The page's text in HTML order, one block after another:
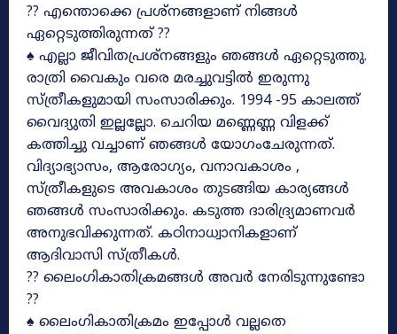
?? എന്തൊക്കെ പ്രശ്നങ്ങളാണ് നിങ്ങൾ
ഏറ്റെടുത്തിരുന്നത് ??
♠ എല്ലാ ജീവിതപ്രശ്നങ്ങളും ഞങ്ങൾ ഏറ്റെടുത്തു.
രാത്രി വൈകും വരെ മരച്ചുവട്ടിൽ ഇരുന്നു
സ്ത്രീകളുമായി സംസാരിക്കും. 1994 -95 കാലത്ത്
വൈദ്യുതി ഇല്ലല്ലോ. ചെറിയ മണ്ണെണ്ണ വിളക്ക്
കത്തിച്ചു വച്ചാണ് ഞങ്ങൾ യോഗംചേരുന്നത്.
വിദ്യാഭ്യാസം, ആരോഗ്യം, വനാവകാശം ,
സ്ത്രീകളുടെ അവകാശം തുടങ്ങിയ കാര്യങ്ങൾ
ഞങ്ങൾ സംസാരിക്കും. കടുത്ത ദാരിദ്ര്യമാണവർ
അനുഭവിക്കുന്നത്. കഠിനാധ്വാനികളാണ്
ആദിവാസി സ്ത്രീകൾ.
?? ലൈംഗികാതിക്രമങ്ങൾ അവർ നേരിടുന്നുണ്ടോ
??
♠ ലൈംഗികാതിക്രമം ഇപ്പോൾ വല്ലതെ